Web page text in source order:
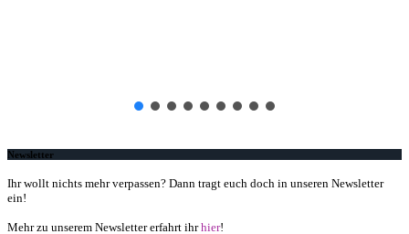
Newsletter
Ihr wollt nichts mehr verpassen? Dann tragt euch doch in unseren Newsletter
ein!
Mehr zu unserem Newsletter erfahrt ihrhier!